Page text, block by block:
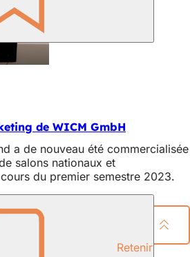
de WICM GmbH
a de nouveau été commercialisée
salons nationaux et
du premier semestre 2023.
Retenir
Partager la page